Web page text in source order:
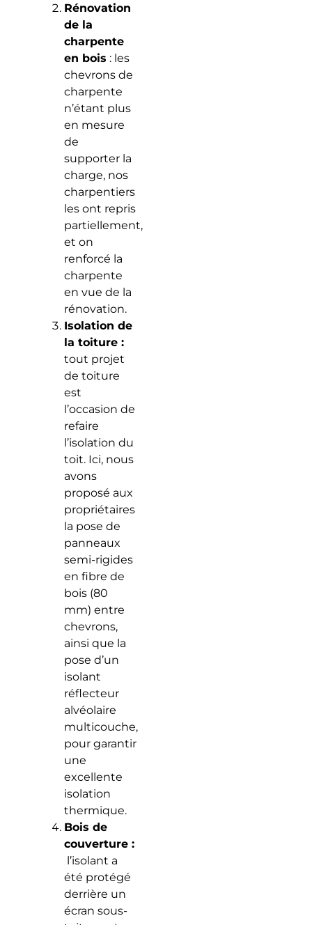
Rénovation
de la
charpente
en bois : les
chevrons de
charpente
n’étant plus
en mesure
de
supporter la
charge, nos
charpentiers
les ont repris
partiellement,
et on
renforcé la
charpente
en vue de la
rénovation.
Isolation de
la toiture :
tout projet
de toiture
est
l’occasion de
refaire
l’isolation du
toit. Ici, nous
avons
proposé aux
propriétaires
la pose de
panneaux
semi-rigides
en fibre de
bois (80
mm) entre
chevrons,
ainsi que la
pose d’un
isolant
réflecteur
alvéolaire
multicouche,
pour garantir
une
excellente
isolation
thermique.
Bois de
couverture :
l’isolant a
été protégé
derrière un
écran sous-